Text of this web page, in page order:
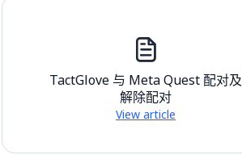
TactGlove 与 Meta Quest 配对及
解除配对
View article